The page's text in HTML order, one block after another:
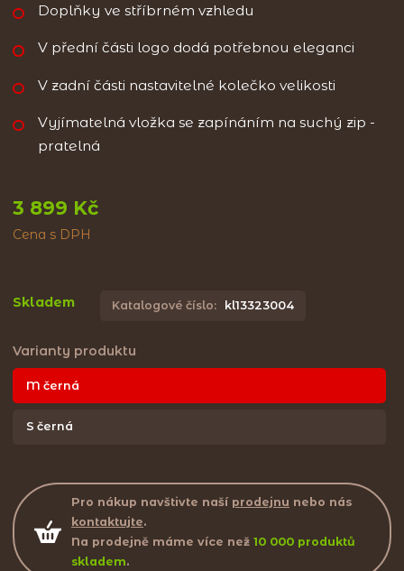
Doplňky ve stříbrném vzhledu
V přední části logo dodá potřebnou eleganci
V zadní části nastavitelné kolečko velikosti
Vyjímatelná vložka se zapínáním na suchý zip -
pratelná
3 899 Kč
Cena s DPH
Skladem Katalogové číslo: kl13323004
Varianty produktu
M černá
S černá
Pro nákup navštivte naší prodejnu nebo nás
kontaktujte.
Na prodejně máme více než 10 000 produktů
skladem.